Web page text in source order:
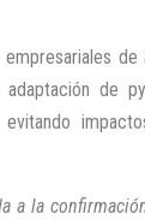
de
a la